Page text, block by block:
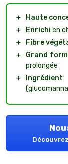
＋ Haute
＋
Enrichi en
＋
Fibre
＋
Grand
prolongée
＋